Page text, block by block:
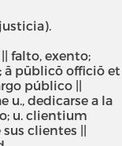
falto, exento;
ā pūblicō officiō et
público ||
u., dedicarse a la
u. clientium
clientes ||